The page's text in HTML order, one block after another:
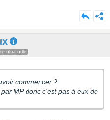
ultra utile
commencer ?
MP donc c'est pas à eux de